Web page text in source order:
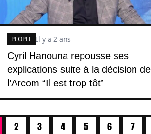
Cyril Hanouna repousse ses
explications suite à la décision de
l’Arcom “Il est trop tôt”
PEOPLE Il y a 2 ans
2 3 4 5 6 7